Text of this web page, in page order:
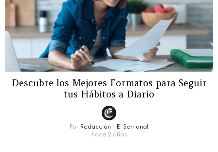
Descubre los Mejores Formatos para Seguir
tus Hábitos a Diario
Por Redacción - El Semanal
hace 2 años